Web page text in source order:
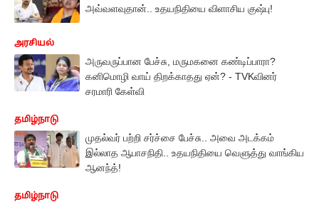
அவ்வளவுதான்.. உதயநிதியை விளாசிய குஷ்பு!
அரசியல்
அருவருப்பான பேச்சு, மருமகனை கண்டிப்பாரா?
கனிமொழி வாய் திறக்காதது ஏன்? - TVKவினர்
சரமாரி கேள்வி
தமிழ்நாடு
முதல்வர் பற்றி சர்ச்சை பேச்சு.. அவை அடக்கம்
இல்லாத ஆபாசநிதி.. உதயநிதியை வெளுத்து வாங்கிய
ஆனந்த்!
தமிழ்நாடு